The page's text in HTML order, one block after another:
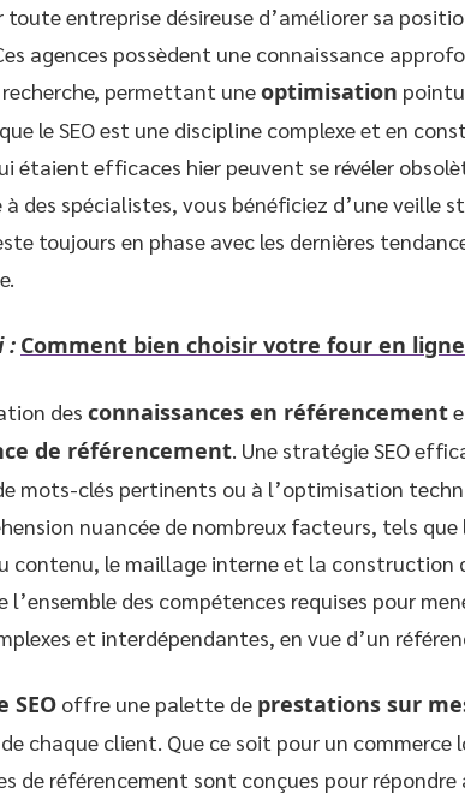
toute entreprise désireuse d’améliorer sa
agences possèdent une connaissance
permettant uneoptimisation
le SEO est une discipline complexe et en
étaient efficaces hier peuvent se révéler
des spécialistes, vous bénéficiez d’une veille
toujours en phase avec les dernières
: Comment bien choisir votre four en
des connaissances en référencement
de référencement . Une stratégie SEO
mots-clés pertinents ou à l’optimisation
nuancée de nombreux facteurs, tels
contenu, le maillage interne et la construction
l’ensemble des compétences requises pour
et interdépendantes, en vue d’un
SEO offre une palette de prestations sur
chaque client. Que ce soit pour un
de référencement sont conçues pour